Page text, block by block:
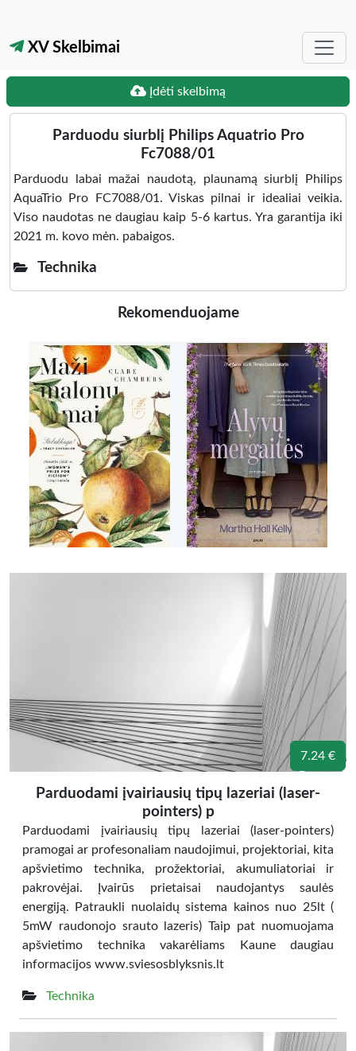
XV Skelbimai
Įdėti skelbimą
Parduodu siurblį Philips Aquatrio Pro
Fc7088/01
Parduodu labai mažai naudotą, plaunamą siurblį Philips
AquaTrio Pro FC7088/01. Viskas pilnai ir idealiai veikia.
Viso naudotas ne daugiau kaip 5-6 kartus. Yra garantija iki
2021 m. kovo mėn. pabaigos.
Technika
Rekomenduojame
7.24 €
Parduodami įvairiausių tipų lazeriai (laser-
pointers) p
Parduodami įvairiausių tipų lazeriai (laser-pointers)
pramogai ar profesonaliam naudojimui, projektoriai, kita
apšvietimo technika, prožektoriai, akumuliatoriai ir
pakrovėjai. Įvairūs prietaisai naudojantys saulės
energiją. Patraukli nuolaidų sistema kainos nuo 25lt (
5mW raudonojo srauto lazeris) Taip pat nuomuojama
apšvietimo technika vakarėliams Kaune daugiau
informacijos www.sviesosblyksnis.lt
Technika